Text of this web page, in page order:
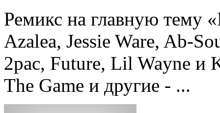
Ремикс на главную тему
Azalea, Jessie Ware, Ab-
2pac, Future, Lil Wayne и
The Game и другие - ...